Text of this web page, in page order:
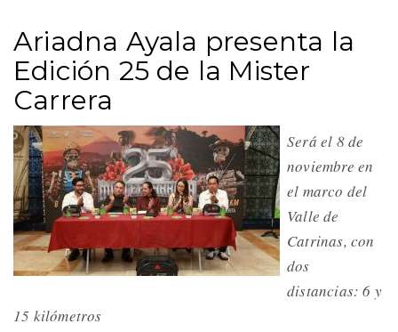
Ariadna Ayala presenta la
Edición 25 de la Mister
Carrera
Será el 8 de
noviembre en
el marco del
Valle de
Catrinas, con
dos
distancias: 6 y
15 kilómetros